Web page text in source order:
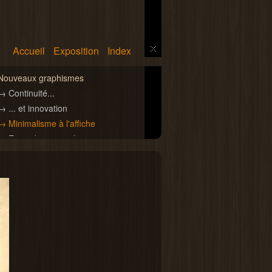
Accueil Exposition Index
graphismes
Continuité...
... et innovation
Minimalisme à l'affiche
Entre dessin et photo